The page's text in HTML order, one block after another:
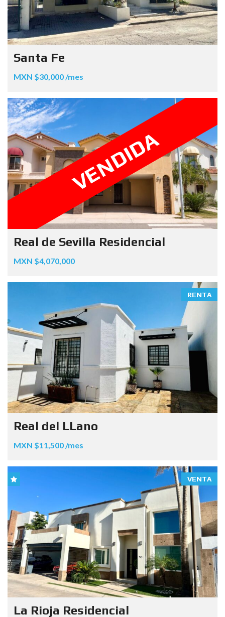
Santa Fe
MXN $30,000 /mes
VENDIDA
Real de Sevilla Residencial
MXN $4,070,000
RENTA
Real del LLano
MXN $11,500 /mes
VENTA
La Rioja Residencial